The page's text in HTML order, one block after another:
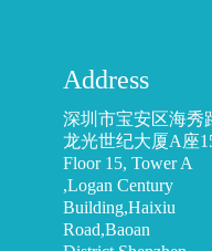
Address
深圳市宝安区海秀
龙光世纪大厦A座
Floor 15, Tower A
,Logan Century
Building,Haixiu
Road,Baoan